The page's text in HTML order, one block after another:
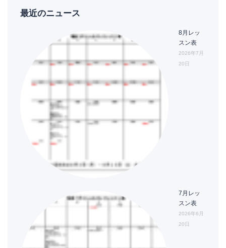
最近のニュース
8月レッ
スン表
2026年7月
20日
7月レッ
スン表
2026年6月
20日